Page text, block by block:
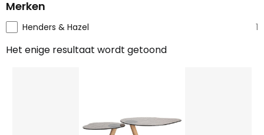
Merken
Henders & Hazel 1
Het enige resultaat wordt getoond